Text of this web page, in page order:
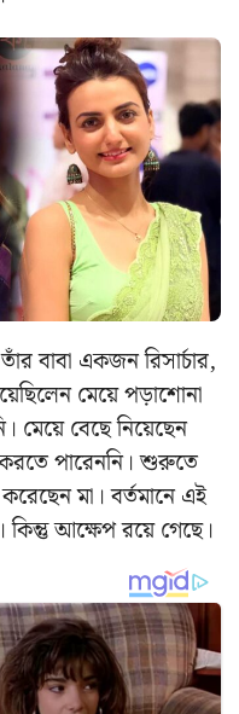
বাবা একজন রিসার্চার,
মেয়ে পড়াশোনা
মেয়ে বেছে নিয়েছেন
পারেননি। শুরুতে
মা। বর্তমানে এই
কিন্তু আক্ষেপ রয়ে গেছে।